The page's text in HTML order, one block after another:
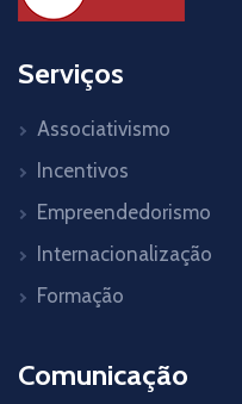
Serviços
Associativismo
Incentivos
Empreendedorismo
Internacionalização
Formação
Comunicação